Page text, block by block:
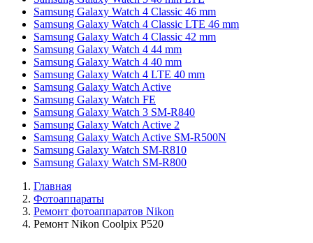
Samsung Galaxy Watch 4 Classic 46 mm
Samsung Galaxy Watch 4 Classic LTE 46 mm
Samsung Galaxy Watch 4 Classic 42 mm
Samsung Galaxy Watch 4 44 mm
Samsung Galaxy Watch 4 40 mm
Samsung Galaxy Watch 4 LTE 40 mm
Samsung Galaxy Watch Active
Samsung Galaxy Watch FE
Samsung Galaxy Watch 3 SM-R840
Samsung Galaxy Watch Active 2
Samsung Galaxy Watch Active SM-R500N
Samsung Galaxy Watch SM-R810
Samsung Galaxy Watch SM-R800
Главная
Фотоаппараты
Ремонт фотоаппаратов Nikon
Ремонт Nikon Coolpix P520